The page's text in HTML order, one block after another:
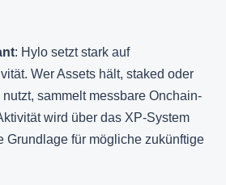
: Hylo setzt stark auf
Wer Assets hält, staked oder
sammelt messbare Onchain-
wird über das XP-System
Grundlage für mögliche zukünftige